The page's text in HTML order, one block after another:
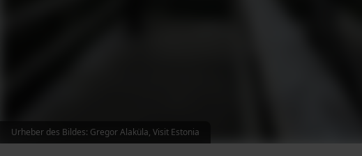
Urheber des Bildes: Gregor Alaküla, Visit Estonia